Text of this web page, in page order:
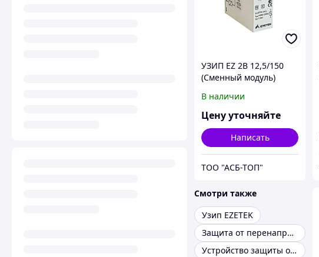
УЗИП EZ 2B 12,5/150
(Сменный модуль)
В наличии
Цену уточняйте
Написать
ТОО "АСБ-ТОП"
Смотри также
Узип EZETEK
Защита от перенапряжения
Устройство защиты от импульсных перенапряжений